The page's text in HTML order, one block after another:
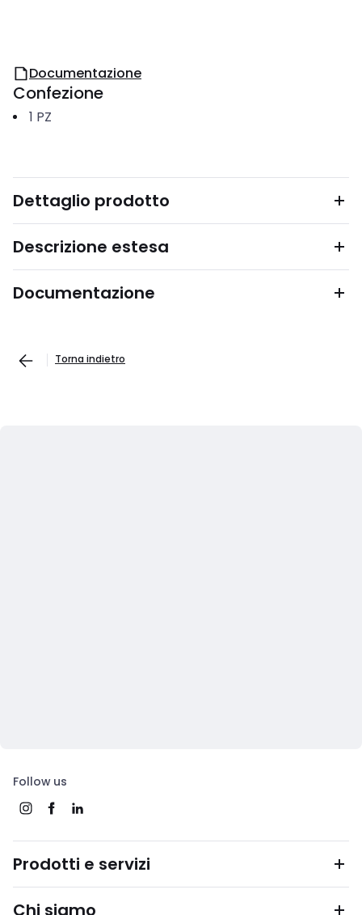
Documentazione
Confezione
1 PZ
Dettaglio prodotto
Descrizione estesa
Documentazione
Torna indietro
Follow us
Prodotti e servizi
Chi siamo